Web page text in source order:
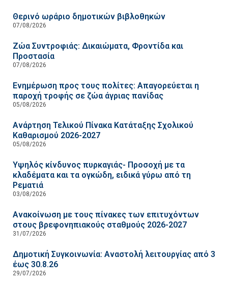
Θερινό ωράριο δημοτικών βιβλοθηκών
07/08/2026
Ζώα Συντροφιάς: Δικαιώματα, Φροντίδα και
Προστασία
07/08/2026
Ενημέρωση προς τους πολίτες: Απαγορεύεται η
παροχή τροφής σε ζώα άγριας πανίδας
05/08/2026
Ανάρτηση Τελικού Πίνακα Κατάταξης Σχολικού
Καθαρισμού 2026-2027
05/08/2026
Υψηλός κίνδυνος πυρκαγιάς- Προσοχή με τα
κλαδέματα και τα ογκώδη, ειδικά γύρω από τη
Ρεματιά
03/08/2026
Ανακοίνωση με τους πίνακες των επιτυχόντων
στους βρεφονηπιακούς σταθμούς 2026-2027
31/07/2026
Δημοτική Συγκοινωνία: Αναστολή λειτουργίας από 3
έως 30.8.26
29/07/2026